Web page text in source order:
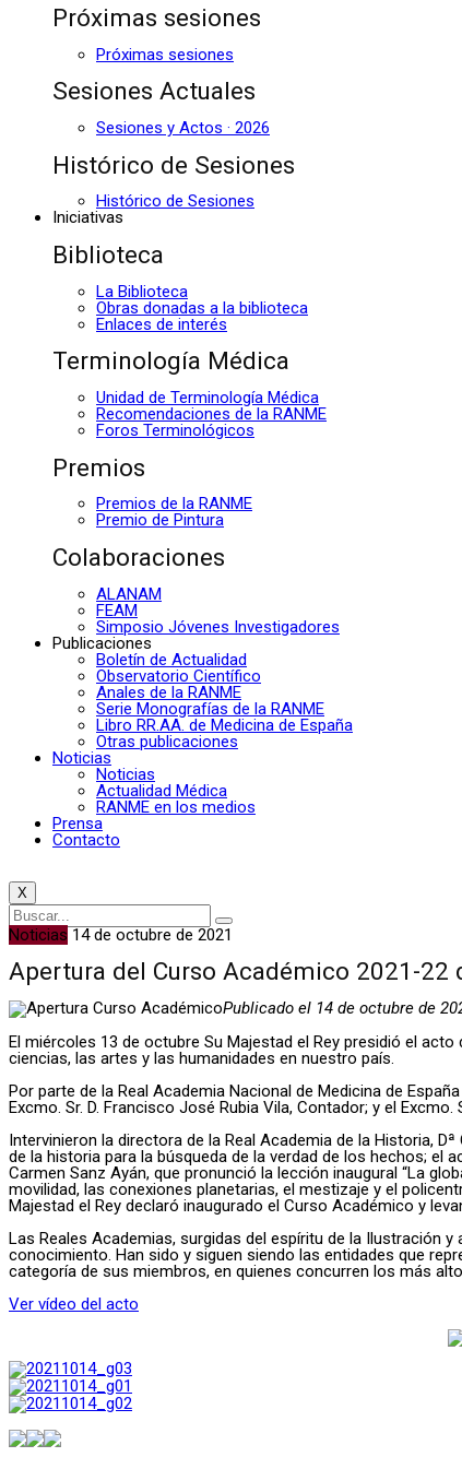
Próximas sesiones
Próximas sesiones
Sesiones Actuales
Sesiones y Actos · 2026
Histórico de Sesiones
Histórico de Sesiones
Iniciativas
Biblioteca
La Biblioteca
Obras donadas a la biblioteca
Enlaces de interés
Terminología Médica
Unidad de Terminología Médica
Recomendaciones de la RANME
Foros Terminológicos
Premios
Premios de la RANME
Premio de Pintura
Colaboraciones
ALANAM
FEAM
Simposio Jóvenes Investigadores
Publicaciones
Boletín de Actualidad
Observatorio Científico
Anales de la RANME
Serie Monografías de la RANME
Libro RR.AA. de Medicina de España
Otras publicaciones
Noticias
Noticias
Actualidad Médica
RANME en los medios
Prensa
Contacto
X
Noticias 14 de octubre de 2021
Apertura del Curso Académico 2021-22
Publicado el 14 de octubre de
El miércoles 13 de octubre ​Su Majestad el Rey presidió el
ciencias, las artes y las humanidades en nuestro país.
Por parte de la Real Academia Nacional de Medicina de
Excmo. Sr. D. Francisco José Rubia Vila, Contador; y el
Intervinieron la directora de la Real Academia de la Historia,
de la historia para la búsqueda de la verdad de los hechos; el
Carmen Sanz Ayán, que pronunció la lección inaugural “La
movilidad, las conexiones planetarias, el mestizaje y el
Majestad el Rey declaró inaugurado el Curso Académico y
Las Reales Academias, surgidas del espíritu de la Ilustración
conocimiento. Han sido y siguen siendo las entidades que
categoría de sus miembros, en quienes concurren los más
Ver vídeo del acto